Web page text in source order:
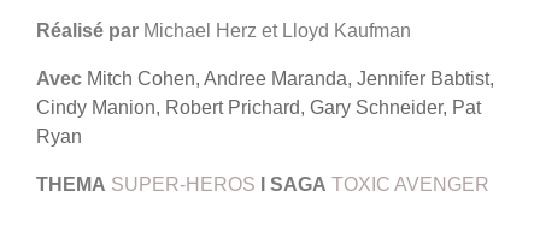
Réalisé par Michael Herz et Lloyd Kaufman
Avec Mitch Cohen, Andree Maranda, Jennifer Babtist,
Cindy Manion, Robert Prichard, Gary Schneider, Pat
Ryan
THEMA SUPER-HEROS SAGA TOXIC AVENGER